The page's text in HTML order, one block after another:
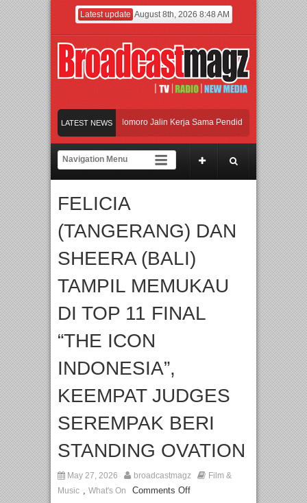
Latest update August 8th, 2026 8:48 AM
LATEST NEWS
Universitas Agung Podomoro Jalin Kerja Sama Pendidikan dan Riset untuk
Jakarta dengan Ribuan Mainan dan Produk Bayi dari Seluruh Dunia,
Universitas Agung Podomoro Jalin Kerja Sama Pendidikan dan Riset untuk
FELICIA
(TANGERANG) DAN
SHEERA (BALI)
TAMPIL MEMUKAU
DI TOP 11 FINAL
“THE ICON
INDONESIA”,
KEEMPAT JUDGES
SEREMPAK BERI
STANDING OVATION
May 27, 2026 broadcastmagz
Film &
Music , What's On Comments Off